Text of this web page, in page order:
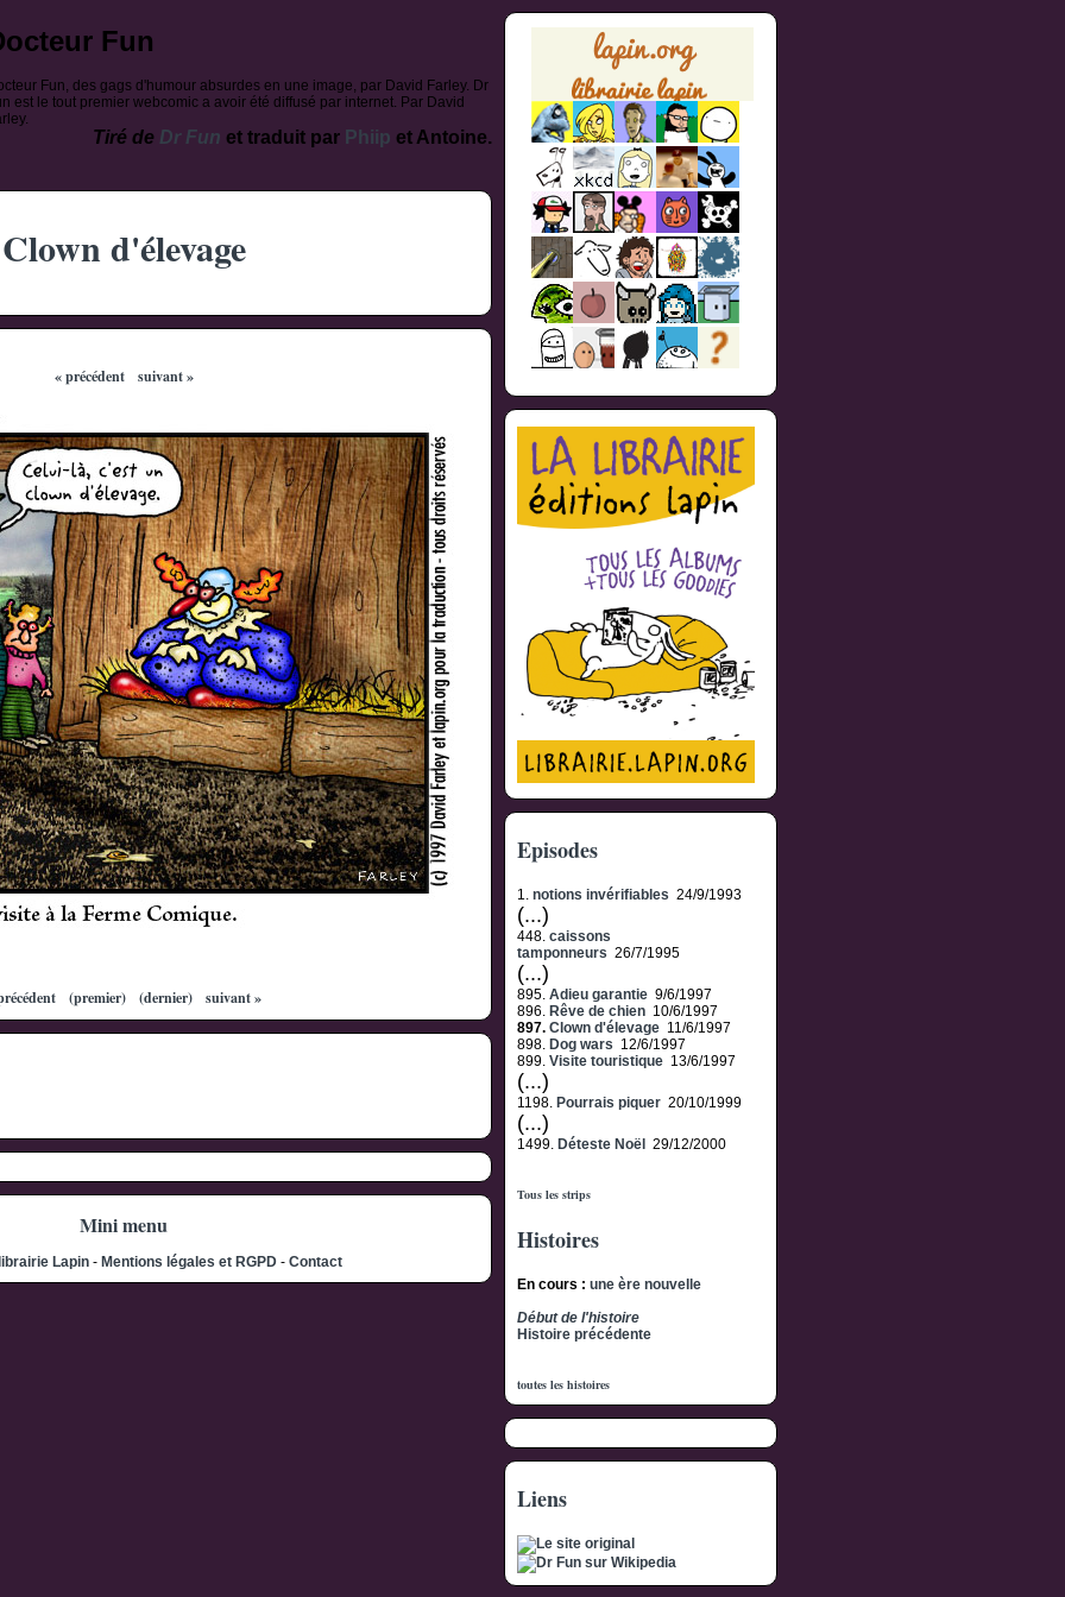
Fun
Fun, des gags d'humour absurdes en une image, par David Farley. Dr
est le tout premier webcomic a avoir été diffusé par internet. Par David
Tiré de Dr Fun et traduit par Phiip et Antoine.
Clown d'élevage
« précédent suivant »
(premier) (dernier) suivant »
Mini menu
Lapin - Mentions légales et RGPD - Contact
Episodes
1. notions invérifiables 24/9/1993
(...)
448. caissons
tamponneurs 26/7/1995
(...)
895. Adieu garantie 9/6/1997
896. Rêve de chien 10/6/1997
897. Clown d'élevage 11/6/1997
898. Dog wars 12/6/1997
899. Visite touristique 13/6/1997
(...)
1198. Pourrais piquer 20/10/1999
(...)
1499. Déteste Noël 29/12/2000
Tous les strips
Histoires
En cours : une ère nouvelle
Début de l'histoire
Histoire précédente
toutes les histoires
Liens